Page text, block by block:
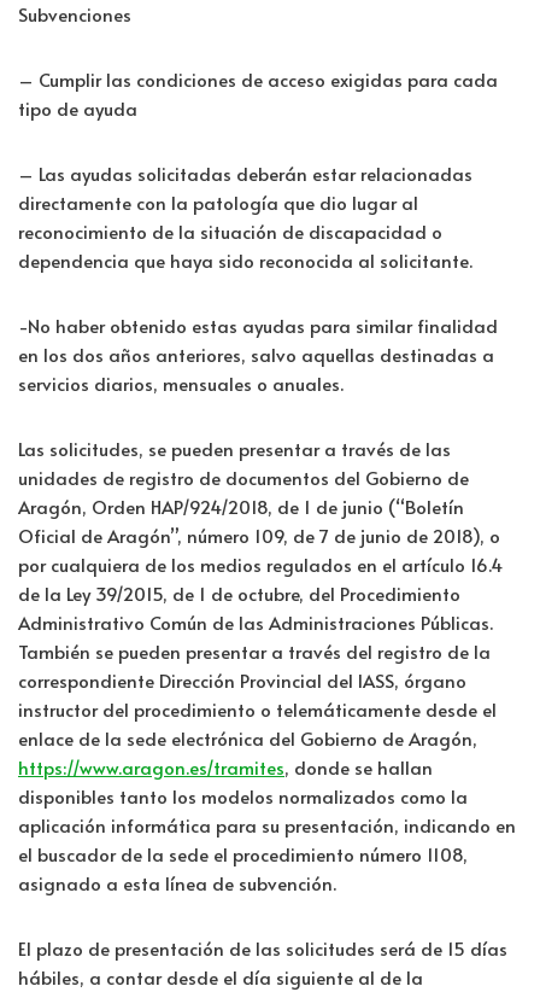
Subvenciones
– Cumplir las condiciones de acceso exigidas para cada
tipo de ayuda
– Las ayudas solicitadas deberán estar relacionadas
directamente con la patología que dio lugar al
reconocimiento de la situación de discapacidad o
dependencia que haya sido reconocida al solicitante.
-No haber obtenido estas ayudas para similar finalidad
en los dos años anteriores, salvo aquellas destinadas a
servicios diarios, mensuales o anuales.
Las solicitudes, se pueden presentar a través de las
unidades de registro de documentos del Gobierno de
Aragón, Orden HAP/924/2018, de 1 de junio (“Boletín
Oficial de Aragón”, número 109, de 7 de junio de 2018), o
por cualquiera de los medios regulados en el artículo 16.4
de la Ley 39/2015, de 1 de octubre, del Procedimiento
Administrativo Común de las Administraciones Públicas.
También se pueden presentar a través del registro de la
correspondiente Dirección Provincial del IASS, órgano
instructor del procedimiento o telemáticamente desde el
enlace de la sede electrónica del Gobierno de Aragón,
https://www.aragon.es/tramites, donde se hallan
disponibles tanto los modelos normalizados como la
aplicación informática para su presentación, indicando en
el buscador de la sede el procedimiento número 1108,
asignado a esta línea de subvención.
El plazo de presentación de las solicitudes será de 15 días
hábiles, a contar desde el día siguiente al de la